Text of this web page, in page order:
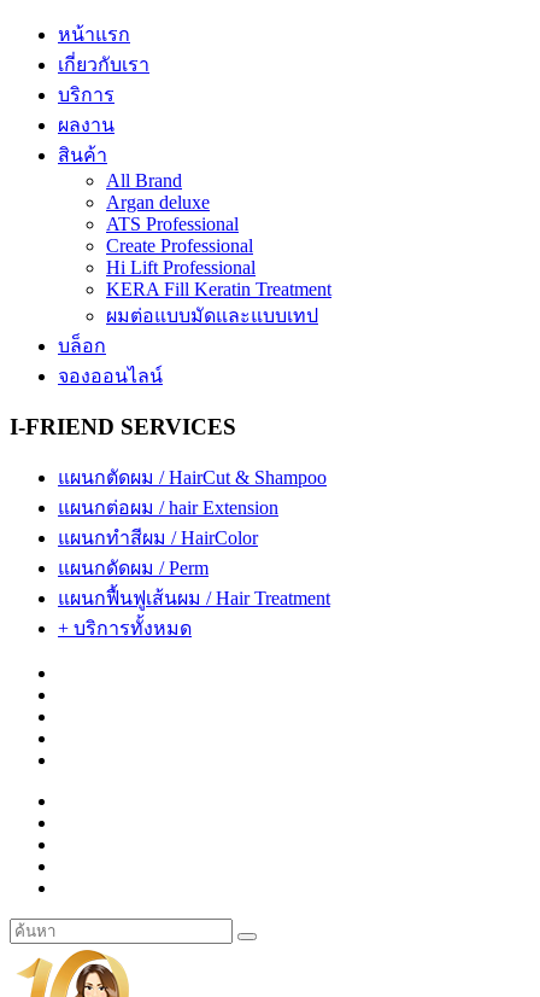
หน้าแรก
เกี่ยวกับเรา
บริการ
ผลงาน
สินค้า
All Brand
Argan deluxe
ATS Professional
Create Professional
Hi Lift Professional
KERA Fill Keratin Treatment
ผมต่อแบบมัดและแบบเทป
บล็อก
จองออนไลน์
I-FRIEND SERVICES
แผนกตัดผม / HairCut & Shampoo
แผนกต่อผม / hair Extension
แผนกทำสีผม / HairColor
แผนกดัดผม / Perm
แผนกฟื้นฟูเส้นผม / Hair Treatment
+ บริการทั้งหมด